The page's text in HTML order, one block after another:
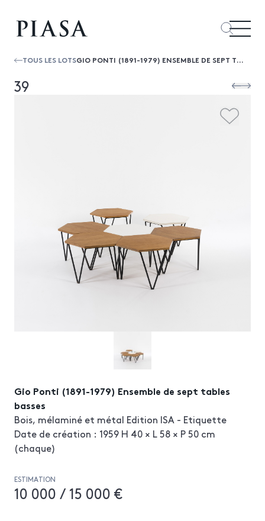
TOUS LES LOTS GIO PONTI (1891-1979) ENSEMBLE DE SEPT TABLES BASSES
39
Gio Ponti (1891-1979) Ensemble de sept tables
basses
Bois, mélaminé et métal Edition ISA - Etiquette
Date de création : 1959 H 40 × L 58 × P 50 cm
(chaque)
ESTIMATION
10 000 / 15 000 €